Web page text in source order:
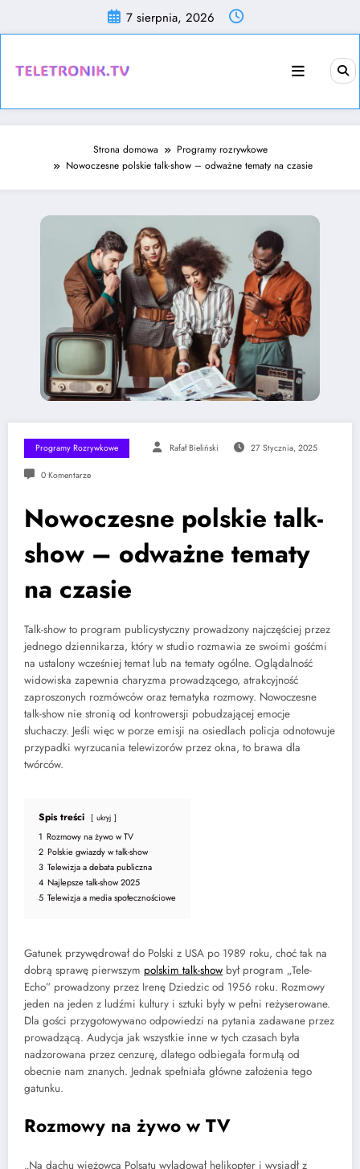
treści
7 sierpnia, 2026
Strona domowa
Programy rozrywkowe
Nowoczesne polskie talk-show – odważne tematy na czasie
Programy Rozrywkowe Rafał Bieliński 27 Stycznia, 2025
0 Komentarze
Nowoczesne polskie talk-
show – odważne tematy
na czasie
Talk-show to program publicystyczny prowadzony najczęściej przez
jednego dziennikarza, który w studio rozmawia ze swoimi gośćmi
na ustalony wcześniej temat lub na tematy ogólne. Oglądalność
widowiska zapewnia charyzma prowadzącego, atrakcyjność
zaproszonych rozmówców oraz tematyka rozmowy. Nowoczesne
talk-show nie stronią od kontrowersji pobudzającej emocje
słuchaczy. Jeśli więc w porze emisji na osiedlach policja odnotowuje
przypadki wyrzucania telewizorów przez okna, to brawa dla
twórców.
Spis treści ukryj
1 Rozmowy na żywo w TV
2 Polskie gwiazdy w talk-show
3 Telewizja a debata publiczna
4 Najlepsze talk-show 2025
5 Telewizja a media społecznościowe
Gatunek przywędrował do Polski z USA po 1989 roku, choć tak na
dobrą sprawę pierwszym polskim talk-show był program „Tele-
Echo” prowadzony przez Irenę Dziedzic od 1956 roku. Rozmowy
jeden na jeden z ludźmi kultury i sztuki były w pełni reżyserowane.
Dla gości przygotowywano odpowiedzi na pytania zadawane przez
prowadzącą. Audycja jak wszystkie inne w tych czasach była
nadzorowana przez cenzurę, dlatego odbiegała formułą od
obecnie nam znanych. Jednak spełniała główne założenia tego
gatunku.
Rozmowy na żywo w TV
„Na dachu wieżowca Polsatu wylądował helikopter i wysiadł z